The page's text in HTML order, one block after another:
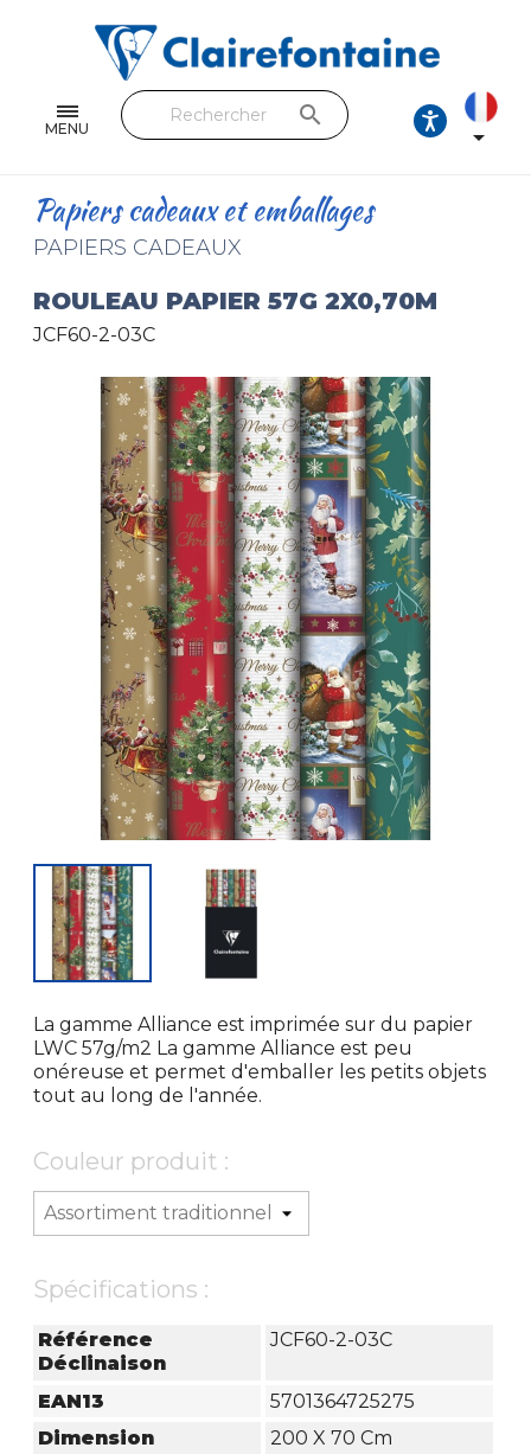
MENU
Feuilles & Copies
Beaux-arts & Dessin
Loisirs créatifs
Cuir & trousses
RETROUVEZ NOS COLLECTIONS
Toutes les collections
search

Papiers cadeaux et emballages
PAPIERS CADEAUX
ROULEAU PAPIER 57G 2X0,70M
JCF60-2-03C
La gamme Alliance est imprimée sur du papier
LWC 57g/m2 La gamme Alliance est peu
onéreuse et permet d'emballer les petits objets
tout au long de l'année.
Couleur produit :
Spécifications :
Référence
Déclinaison
JCF60-2-03C
EAN13
5701364725275
Dimension
200 X 70 Cm